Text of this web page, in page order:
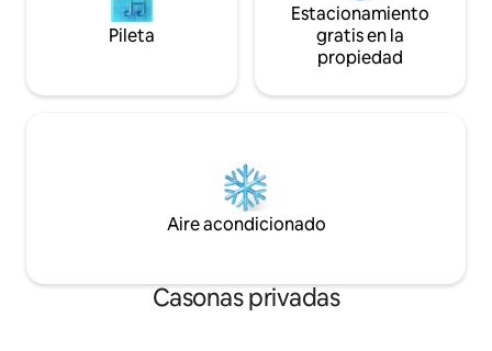
Pileta
Estacionamiento
gratis en la
propiedad
Aire acondicionado
Casonas privadas